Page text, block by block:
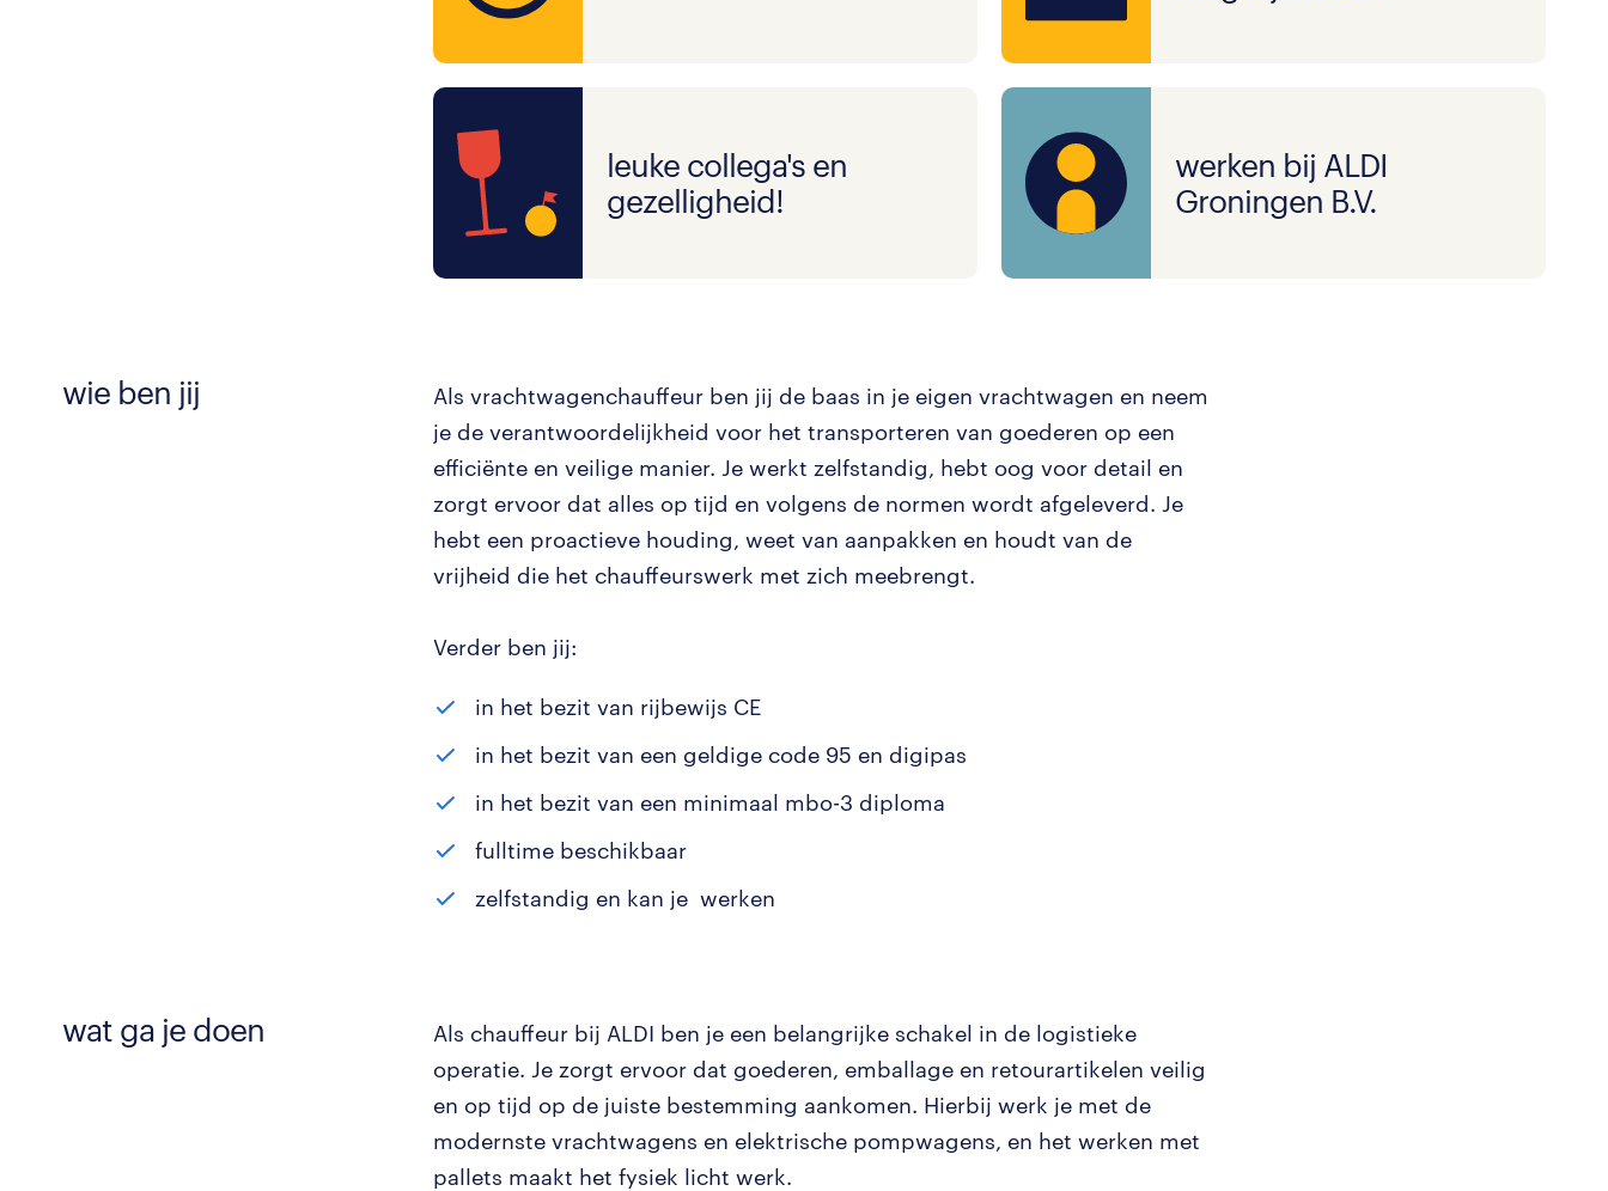
leuke collega's en
gezelligheid!
werken bij ALDI
Groningen B.V.
wie ben jij
Als vrachtwagenchauffeur ben jij de baas in je eigen vrachtwagen en neem
je de verantwoordelijkheid voor het transporteren van goederen op een
efficiënte en veilige manier. Je werkt zelfstandig, hebt oog voor detail en
zorgt ervoor dat alles op tijd en volgens de normen wordt afgeleverd. Je
hebt een proactieve houding, weet van aanpakken en houdt van de
vrijheid die het chauffeurswerk met zich meebrengt.
Verder ben jij:
in het bezit van rijbewijs CE
in het bezit van een geldige code 95 en digipas
in het bezit van een minimaal mbo-3 diploma
fulltime beschikbaar
zelfstandig en kan je werken
wat ga je doen
Als chauffeur bij ALDI ben je een belangrijke schakel in de logistieke
operatie. Je zorgt ervoor dat goederen, emballage en retourartikelen veilig
en op tijd op de juiste bestemming aankomen. Hierbij werk je met de
modernste vrachtwagens en elektrische pompwagens, en het werken met
pallets maakt het fysiek licht werk.